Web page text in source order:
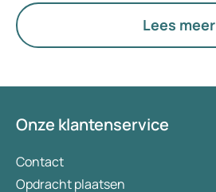
Lees meer
Onze klantenservice
Contact
Opdracht plaatsen